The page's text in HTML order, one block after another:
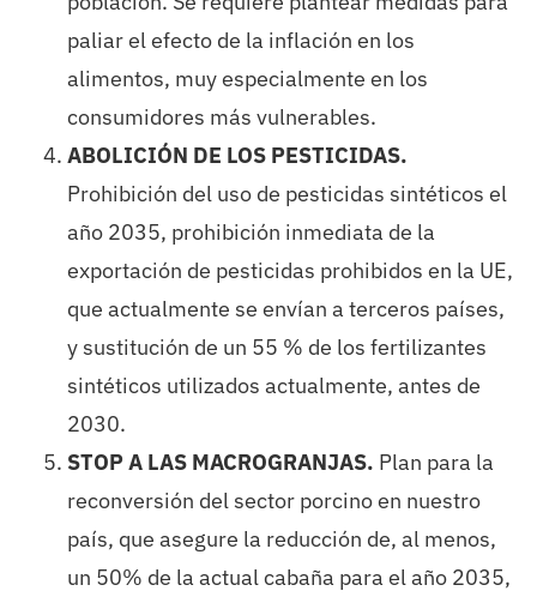
paliar el efecto de la inflación en los
alimentos, muy especialmente en los
consumidores más vulnerables.
ABOLICIÓN DE LOS PESTICIDAS.
Prohibición del uso de pesticidas sintéticos el
año 2035, prohibición inmediata de la
exportación de pesticidas prohibidos en la UE,
que actualmente se envían a terceros países,
y sustitución de un 55 % de los fertilizantes
sintéticos utilizados actualmente, antes de
2030.
STOP A LAS MACROGRANJAS. Plan para la
reconversión del sector porcino en nuestro
país, que asegure la reducción de, al menos,
un 50% de la actual cabaña para el año 2035,